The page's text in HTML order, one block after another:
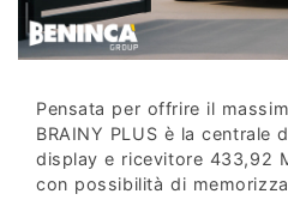
Pensata per offrire il
BRAINY PLUS è la centrale
display e ricevitore 433,92
con possibilità di